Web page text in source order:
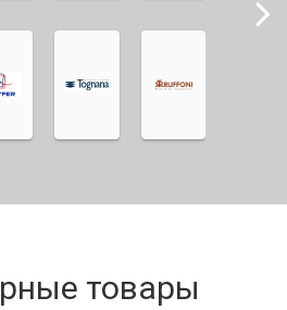
товары